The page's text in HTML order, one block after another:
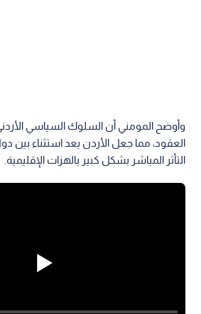
وأوضح المومني أن السلوك السياسي
العقود، مما جعل الأردن يعد استثناء بين
التأثر المباشر بشكل كبير بالهزات الإقليمية.